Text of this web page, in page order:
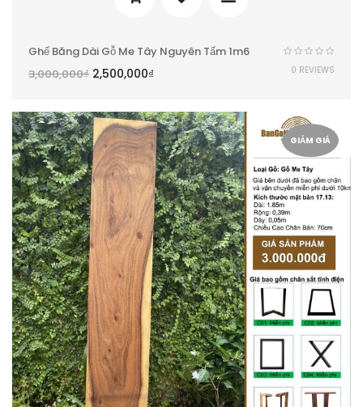
Ghế Băng Dài Gỗ Me Tây Nguyên Tấm 1m6
3,000,000₫ 2,500,000₫ 0 REVIEWS
GIẢM GIÁ